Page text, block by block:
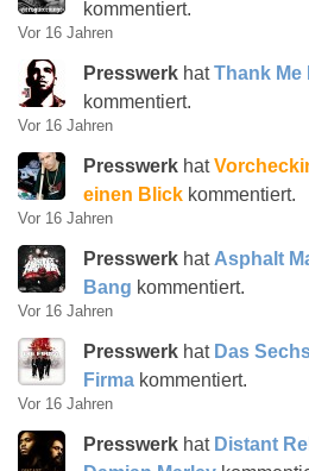
kommentiert.
Vor 16 Jahren
Presswerk hatThank Me
kommentiert.
Vor 16 Jahren
Presswerk hat
einen Blick kommentiert.
Vor 16 Jahren
Presswerk hat Asphalt
Bang kommentiert.
Vor 16 Jahren
Presswerk hat Das
Firma kommentiert.
Vor 16 Jahren
Presswerk hat Distant